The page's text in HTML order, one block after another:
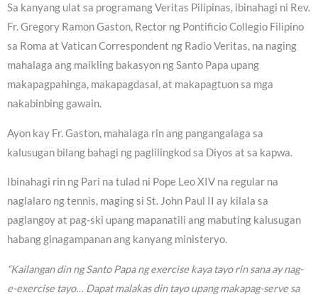
Sa kanyang ulat sa programang Veritas Pilipinas, ibinahagi ni Rev.
Fr. Gregory Ramon Gaston, Rector ng Pontificio Collegio Filipino
sa Roma at Vatican Correspondent ng Radio Veritas, na naging
mahalaga ang maikling bakasyon ng Santo Papa upang
makapagpahinga, makapagdasal, at makapagtuon sa mga
nakabinbing gawain.
Ayon kay Fr. Gaston, mahalaga rin ang pangangalaga sa
kalusugan bilang bahagi ng paglilingkod sa Diyos at sa kapwa.
Ibinahagi rin ng Pari na tulad ni Pope Leo XIV na regular na
naglalaro ng tennis, maging si St. John Paul II ay kilala sa
paglangoy at pag-ski upang mapanatili ang mabuting kalusugan
habang ginagampanan ang kanyang ministeryo.
“Kailangan din ng Santo Papa ng exercise kaya tayo rin sana ay nag-
e-exercise tayo… Dapat malakas din tayo upang makapag-serve sa